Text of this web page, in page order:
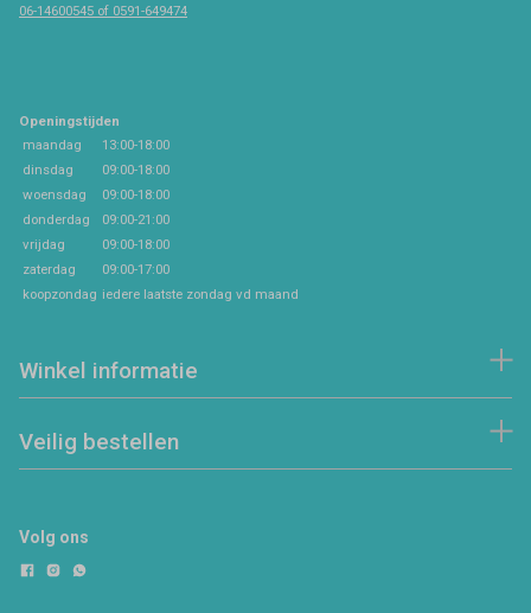
06-14600545 of 0591-649474
Openingstijden
maandag
13:00-18:00
dinsdag
09:00-18:00
woensdag
09:00-18:00
donderdag
09:00-21:00
vrijdag
09:00-18:00
zaterdag
09:00-17:00
koopzondag iedere laatste zondag vd maand
Winkel informatie
Veilig bestellen
Volg ons